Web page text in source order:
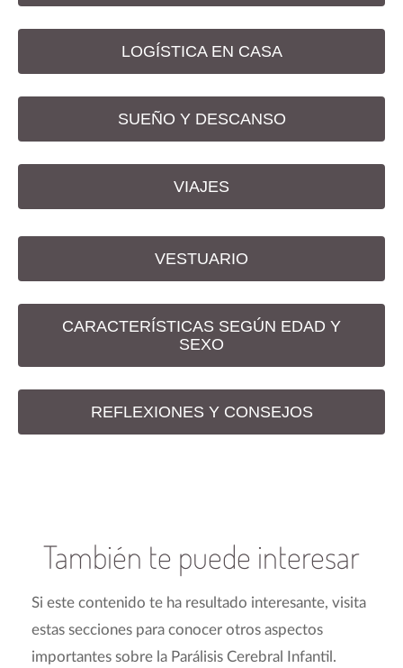
LOGÍSTICA EN CASA
SUEÑO Y DESCANSO
VIAJES
VESTUARIO
CARACTERÍSTICAS SEGÚN EDAD Y
SEXO
REFLEXIONES Y CONSEJOS
También te puede interesar
Si este contenido te ha resultado interesante, visita
estas secciones para conocer otros aspectos
importantes sobre la Parálisis Cerebral Infantil.